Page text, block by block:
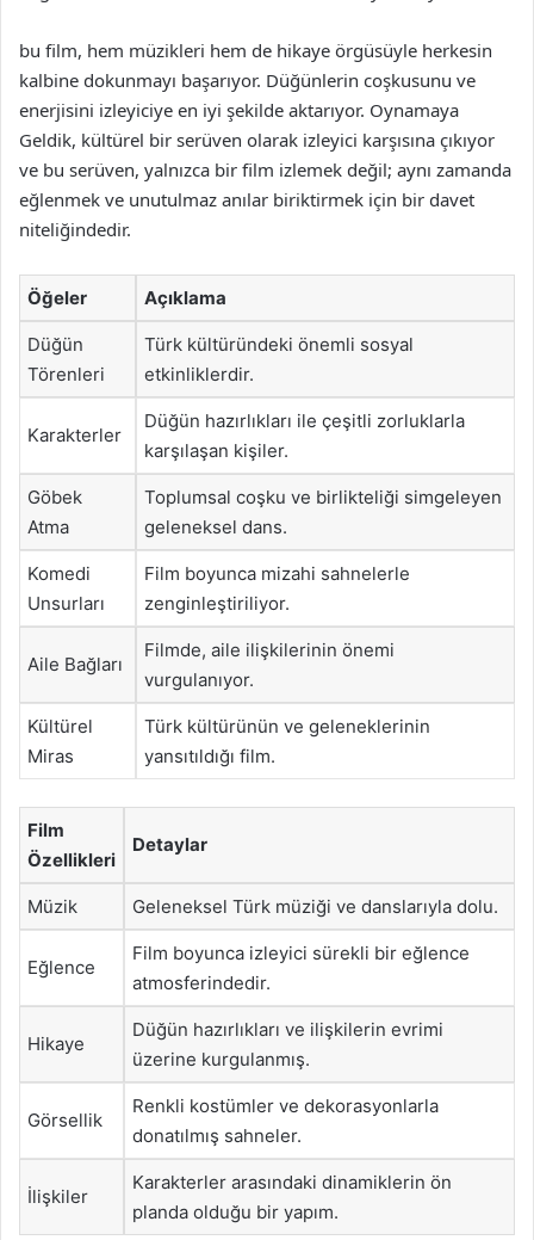
bu film, hem müzikleri hem de hikaye örgüsüyle herkesin
kalbine dokunmayı başarıyor. Düğünlerin coşkusunu ve
enerjisini izleyiciye en iyi şekilde aktarıyor. Oynamaya
Geldik, kültürel bir serüven olarak izleyici karşısına çıkıyor
ve bu serüven, yalnızca bir film izlemek değil; aynı zamanda
eğlenmek ve unutulmaz anılar biriktirmek için bir davet
niteliğindedir.
Öğeler Açıklama
Düğün
Törenleri
Türk kültüründeki önemli sosyal
etkinliklerdir.
Karakterler
Düğün hazırlıkları ile çeşitli zorluklarla
karşılaşan kişiler.
Göbek
Atma
Toplumsal coşku ve birlikteliği simgeleyen
geleneksel dans.
Komedi
Unsurları
Film boyunca mizahi sahnelerle
zenginleştiriliyor.
Aile Bağları
Filmde, aile ilişkilerinin önemi
vurgulanıyor.
Kültürel
Miras
Türk kültürünün ve geleneklerinin
yansıtıldığı film.
Film
Özellikleri
Detaylar
Müzik Geleneksel Türk müziği ve danslarıyla dolu.
Eğlence
Film boyunca izleyici sürekli bir eğlence
atmosferindedir.
Hikaye
Düğün hazırlıkları ve ilişkilerin evrimi
üzerine kurgulanmış.
Görsellik
Renkli kostümler ve dekorasyonlarla
donatılmış sahneler.
İlişkiler
Karakterler arasındaki dinamiklerin ön
planda olduğu bir yapım.